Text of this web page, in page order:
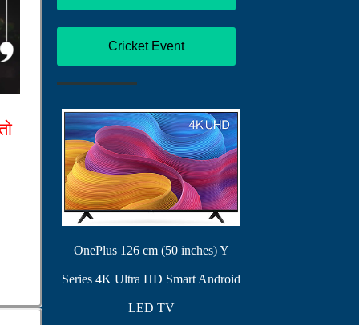
Cricket Event
OnePlus 126 cm (50 inches) Y
Series 4K Ultra HD Smart Android
LED TV